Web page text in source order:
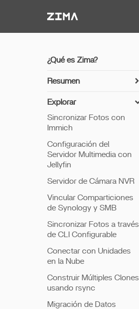
¿Qué es Zima?
Resumen
Comenzar
Características
Acceso Remoto
Thunderbolt PC Directo
Explorar
Sincronizar Fotos con
Immich
Configuración del
Servidor Multimedia con
Jellyfin
Servidor de Cámara NVR
Vincular Comparticiones
de Synology y SMB
Sincronizar Fotos a través
de CLI Configurable
Conectar con Unidades
en la Nube
Construir Múltiples Clones
usando rsync
Migración de Datos